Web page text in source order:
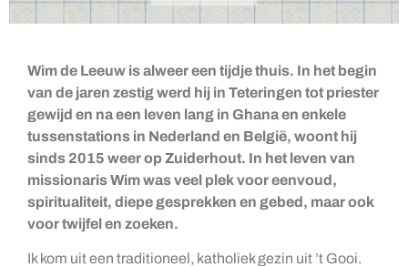
Wim de Leeuw is alweer een tijdje thuis. In het begin
van de jaren zestig werd hij in Teteringen tot priester
gewijd en na een leven lang in Ghana en enkele
tussenstations in Nederland en België, woont hij
sinds 2015 weer op Zuiderhout. In het leven van
missionaris Wim was veel plek voor eenvoud,
spiritualiteit, diepe gesprekken en gebed, maar ook
voor twijfel en zoeken.
Ik kom uit een traditioneel, katholiek gezin uit ’t Gooi.